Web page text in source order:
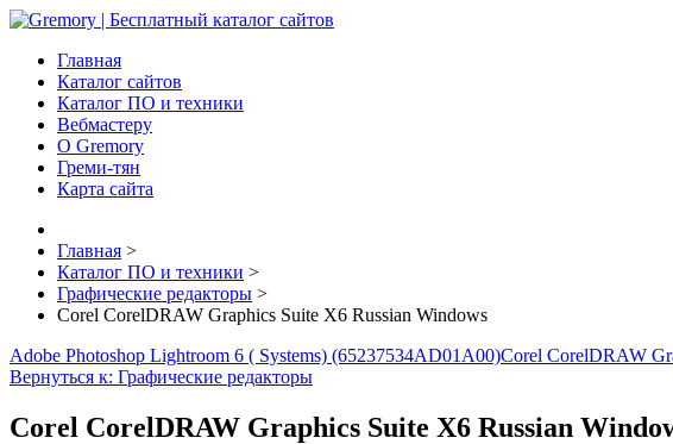
Главная
Каталог сайтов
Каталог ПО и техники
Вебмастеру
О Gremory
Греми-тян
Карта сайта
Главная >
Каталог ПО и техники >
Графические редакторы >
Corel CorelDRAW Graphics Suite X6 Russian Windows
Adobe Photoshop Lightroom 6 ( Systems) (65237534AD01A00)Corel CorelDRAW
Вернуться к: Графические редакторы
Corel CorelDRAW Graphics Suite X6 Russian